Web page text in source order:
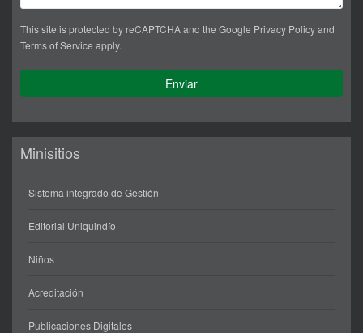
This site is protected by reCAPTCHA and the Google Privacy Policyand
Terms of Service apply.
Minisitios
Sistema integrado de Gestión
Editorial Uniquindío
Niños
Acreditación
Publicaciones Digitales